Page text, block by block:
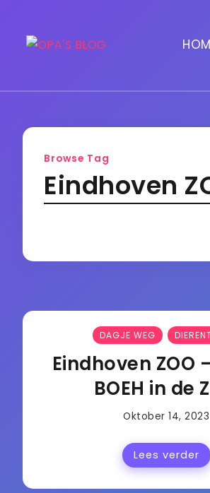
Browse Tag
Eindhoven
DAGJE WEG
Eindhoven ZOO
BOEH in de
Oktober 14, 2023
Lees verder